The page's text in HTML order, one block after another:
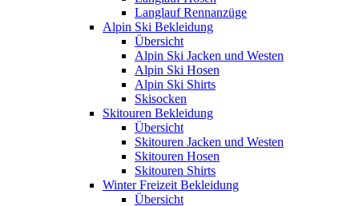
Langlauf Rennanzüge
Alpin Ski Bekleidung
Übersicht
Alpin Ski Jacken und Westen
Alpin Ski Hosen
Alpin Ski Shirts
Skisocken
Skitouren Bekleidung
Übersicht
Skitouren Jacken und Westen
Skitouren Hosen
Skitouren Shirts
Winter Freizeit Bekleidung
Übersicht